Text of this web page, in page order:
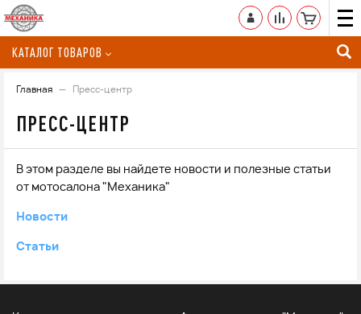
КАТАЛОГ ТОВАРОВ
Главная Пресс-центр
ПРЕСС-ЦЕНТР
В этом разделе вы найдете новости и полезные статьи
от мотосалона "Механика"
Новости
Статьи